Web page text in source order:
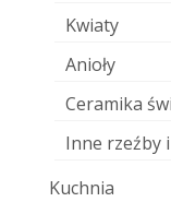
Kwiaty
Anioły
Ceramika
Inne rzeźby
Kuchnia